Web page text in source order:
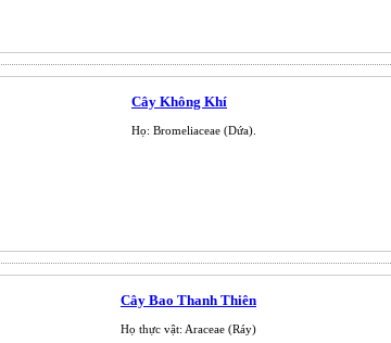
Cây Không Khí
Họ: Bromeliaceae (Dứa).
Cây Bao Thanh Thiên
Họ thực vật: Araceae (Ráy)